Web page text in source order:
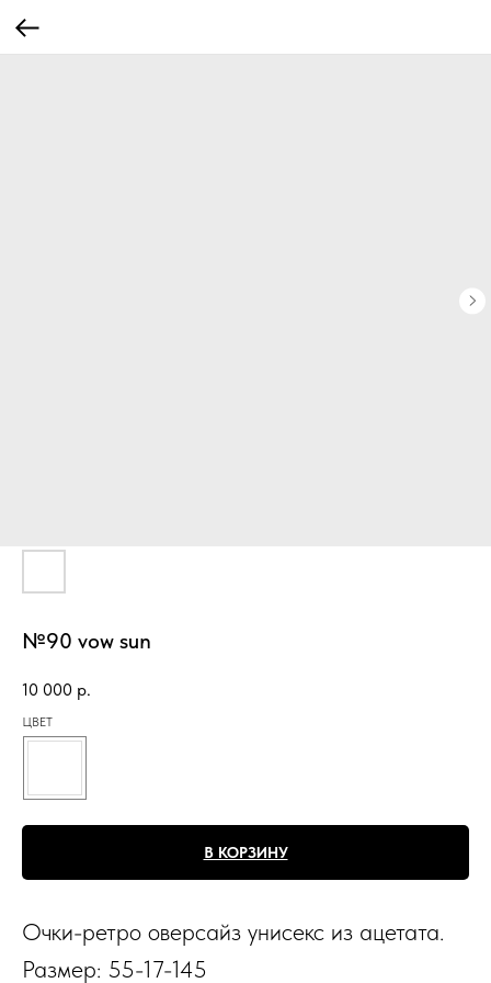
№90 vow sun
10 000 р.
ЦВЕТ
В КОРЗИНУ
Очки-ретро оверсайз унисекс из ацетата.
Размер: 55-17-145